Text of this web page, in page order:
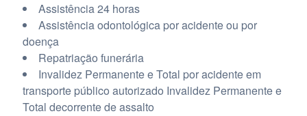
Assistência 24 horas
Assistência odontológica por acidente ou por
doença
Repatriação funerária
Invalidez Permanente e Total por acidente em
transporte público autorizado Invalidez Permanente e
Total decorrente de assalto